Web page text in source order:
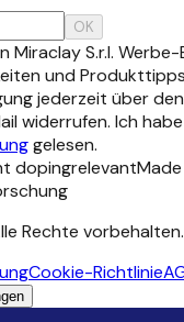
OK
Miraclay S.r.l.
und
jederzeit über
widerrufen. Ich
gelesen.
dopingrelevantMade
Rechte vorbehalten.
Cookie-Richtlinie